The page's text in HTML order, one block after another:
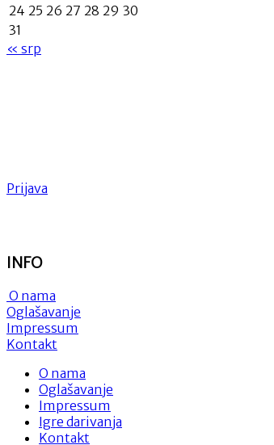
24 25 26 27 28 29 30
31
« srp
Prijava
INFO
O nama
Oglašavanje
Impressum
Kontakt
O nama
Oglašavanje
Impressum
Igre darivanja
Kontakt